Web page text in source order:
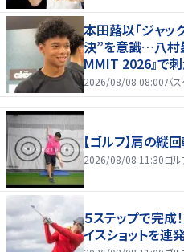
本田蕗以「ジャッ
決”を意識…八村
MMIT 2026』で
2026/08/08 08:00バス
【ゴルフ】肩の縦
2026/08/08 11:30ゴル
５ステップで完成
イスショットを連